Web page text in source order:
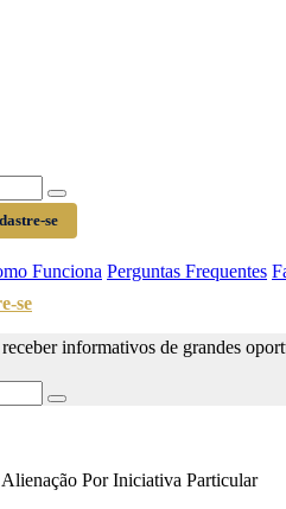
se
Funciona Perguntas Frequentes
se
informativos de grandes
Por Iniciativa Particular